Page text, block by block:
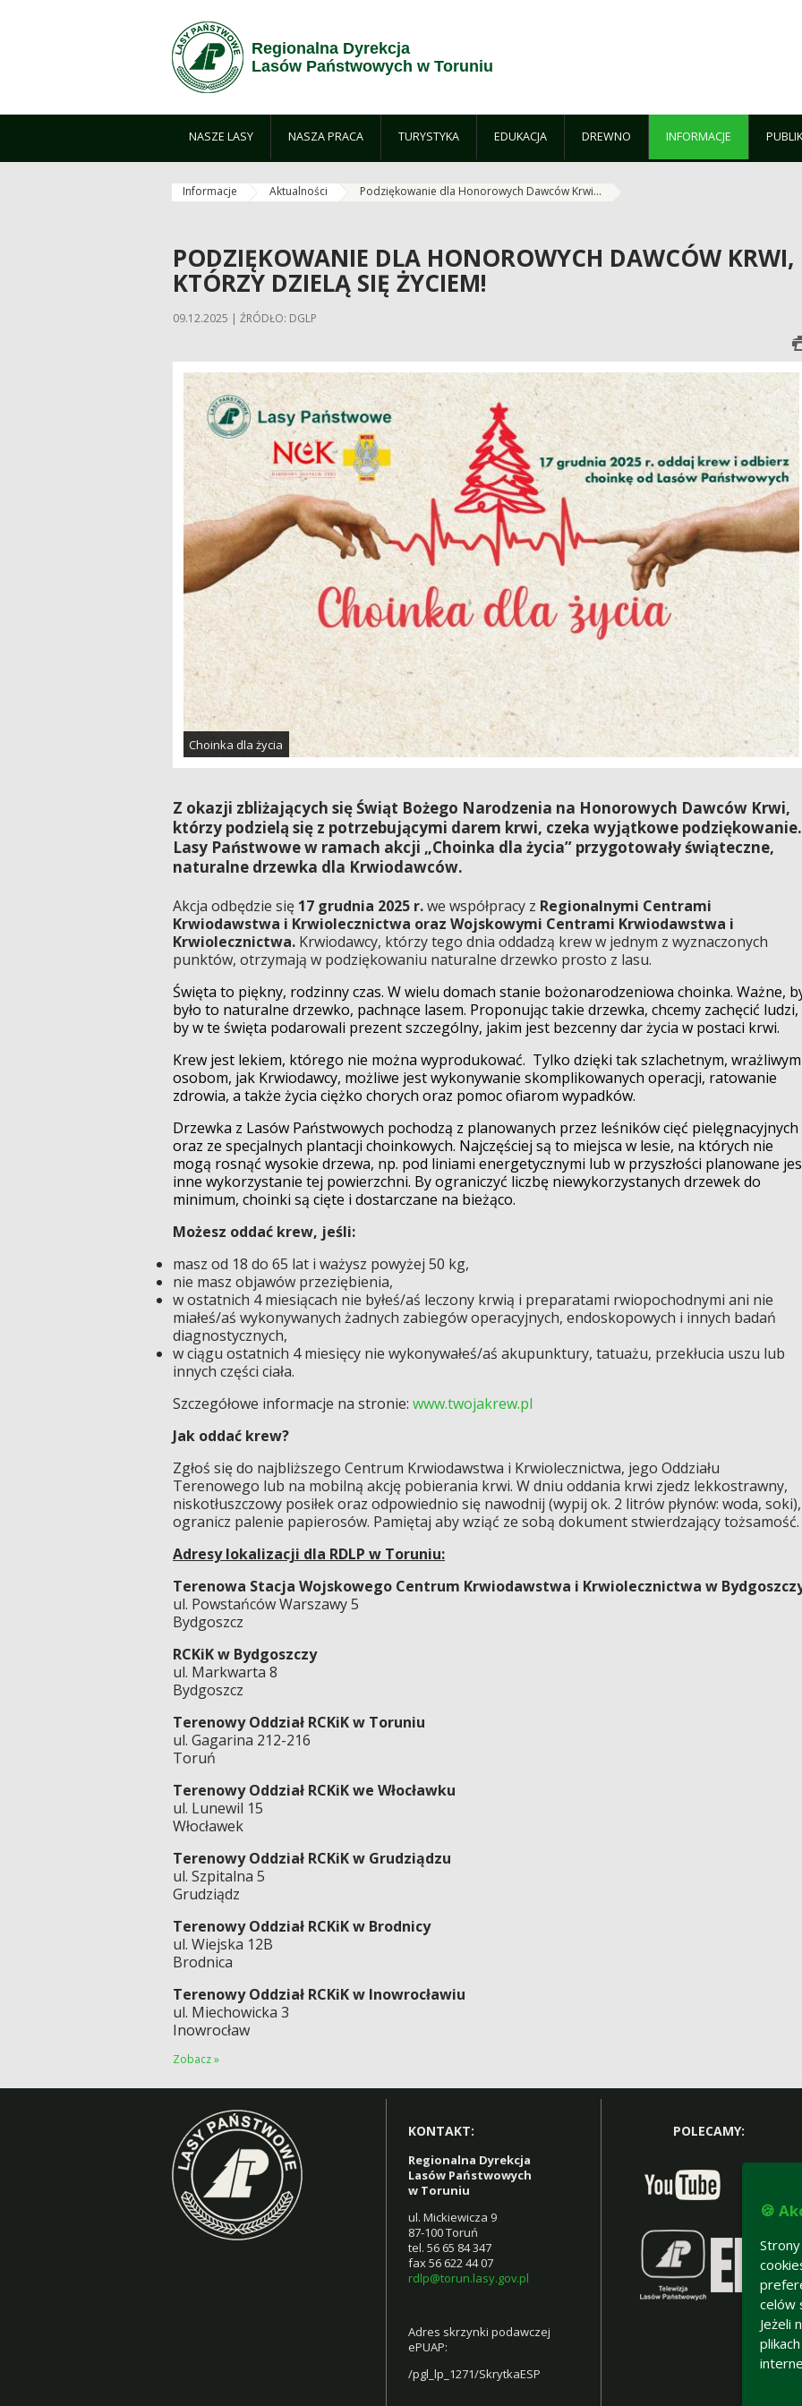
Regionalna Dyrekcja
Lasów Państwowych w Toruniu
NASZE LASY NASZA PRACA TURYSTYKA EDUKACJA DREWNO INFORMACJE
Informacje Aktualności Podziękowanie dla Honorowych Dawców Krwi...
PODZIĘKOWANIE DLA HONOROWYCH DAWCÓW KRWI,
KTÓRZY DZIELĄ SIĘ ŻYCIEM!
09.12.2025 | ŹRÓDŁO: DGLP
Choinka dla życia
Z okazji zbliżających się Świąt Bożego Narodzenia na Honorowych Dawców Krwi,
którzy podzielą się z potrzebującymi darem krwi, czeka wyjątkowe podziękowanie.
Lasy Państwowe w ramach akcji „Choinka dla życia” przygotowały świąteczne,
naturalne drzewka dla Krwiodawców.
Akcja odbędzie się 17 grudnia 2025 r.we współpracy z Regionalnymi Centrami
Krwiodawstwa i Krwiolecznictwa oraz Wojskowymi Centrami Krwiodawstwa i
Krwiolecznictwa. Krwiodawcy, którzy tego dnia oddadzą krew w jednym z wyznaczonych
punktów, otrzymają w podziękowaniu naturalne drzewko prosto z lasu.
Święta to piękny, rodzinny czas. W wielu domach stanie bożonarodzeniowa choinka. Ważne,
było to naturalne drzewko, pachnące lasem. Proponując takie drzewka, chcemy zachęcić ludzi,
by w te święta podarowali prezent szczególny, jakim jest bezcenny dar życia w postaci krwi.
Krew jest lekiem, którego nie można wyprodukować. Tylko dzięki tak szlachetnym, wrażliwym
osobom, jak Krwiodawcy, możliwe jest wykonywanie skomplikowanych operacji, ratowanie
zdrowia, a także życia ciężko chorych oraz pomoc ofiarom wypadków.
Drzewka z Lasów Państwowych pochodzą z planowanych przez leśników cięć pielęgnacyjnych
oraz ze specjalnych plantacji choinkowych. Najczęściej są to miejsca w lesie, na których nie
mogą rosnąć wysokie drzewa, np. pod liniami energetycznymi lub w przyszłości planowane
inne wykorzystanie tej powierzchni. By ograniczyć liczbę niewykorzystanych drzewek do
minimum, choinki są cięte i dostarczane na bieżąco.
Możesz oddać krew, jeśli:
masz od 18 do 65 lat i ważysz powyżej 50 kg,
nie masz objawów przeziębienia,
w ostatnich 4 miesiącach nie byłeś/aś leczony krwią i preparatami rwiopochodnymi ani nie
miałeś/aś wykonywanych żadnych zabiegów operacyjnych, endoskopowych i innych badań
diagnostycznych,
w ciągu ostatnich 4 miesięcy nie wykonywałeś/aś akupunktury, tatuażu, przekłucia uszu lub
innych części ciała.
Szczegółowe informacje na stronie: www.twojakrew.pl
Jak oddać krew?
Zgłoś się do najbliższego Centrum Krwiodawstwa i Krwiolecznictwa, jego Oddziału
Terenowego lub na mobilną akcję pobierania krwi. W dniu oddania krwi zjedz lekkostrawny,
niskotłuszczowy posiłek oraz odpowiednio się nawodnij (wypij ok. 2 litrów płynów: woda, soki),
ogranicz palenie papierosów. Pamiętaj aby wziąć ze sobą dokument stwierdzający tożsamość.
Adresy lokalizacji dla RDLP w Toruniu:
Terenowa Stacja Wojskowego Centrum Krwiodawstwa i Krwiolecznictwa w
ul. Powstańców Warszawy 5
Bydgoszcz
RCKiK w Bydgoszczy
ul. Markwarta 8
Bydgoszcz
Terenowy Oddział RCKiK w Toruniu
ul. Gagarina 212-216
Toruń
Terenowy Oddział RCKiK we Włocławku
ul. Lunewil 15
Włocławek
Terenowy Oddział RCKiK w Grudziądzu
ul. Szpitalna 5
Grudziądz
Terenowy Oddział RCKiK w Brodnicy
ul. Wiejska 12B
Brodnica
Terenowy Oddział RCKiK w Inowrocławiu
ul. Miechowicka 3
Inowrocław
Zobacz »
KONTAKT:
Regionalna Dyrekcja
Lasów Państwowych
w Toruniu
ul. Mickiewicza 9
87-100 Toruń
tel. 56 65 84 347
fax 56 622 44 07
rdlp@torun.lasy.gov.pl
Adres skrzynki podawczej
ePUAP:
/pgl_lp_1271/SkrytkaESP
POLECAMY:
🍪
celów
Jeżeli